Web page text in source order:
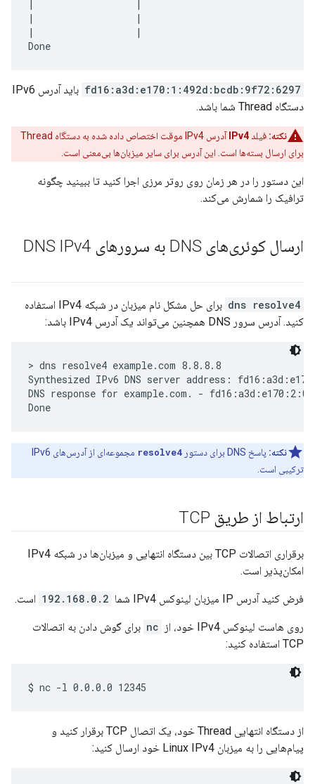
|                  |
|                  |
fd16:a3d:e170:1:492d:bcdb:9f72:6297
باید آدرس IPv6
دستگاه Thread شما باشد.
نکته: فیلد IPv4
آدرس IPv4 موقت اختصاص داده شده به دستگاه Thread
برای ارسال بسته‌ها است. این آدرس برای سایر میزبان‌ها بی‌معنی است.
این دستور را در هر زمان روی روتر مرزی اجرا کنید تا ببینید چگونه
ترافیک را شمارش می‌کند.
ارسال کوئری‌های DNS به سرورهای DNS IPv4
dns resolve4
برای حل مشکل نام میزبان در شبکه IPv4 استفاده
کنید. آدرس سرور DNS همچنین می‌تواند یک آدرس IPv4 باشد:
> dns resolve4 example.com 8.8.8.8
Synthesized IPv6 DNS server address:
DNS response for example.com. -
نکته: پاسخ DNS برای دستور resolve4
مجموعه‌ای از آدرس‌های IPv6
ترکیبی است.
ارتباط از طریق TCP
برقراری اتصالات TCP بین دستگاه انتهایی و میزبان‌ها در شبکه IPv4
امکان‌پذیر است.
فرض کنید آدرس IP میزبان لینوکس IPv4 شما 192.168.0.2 است.
روی هاست لینوکس IPv4 خود، از nc برای گوش دادن به اتصالات
TCP استفاده کنید:
از دستگاه انتهایی Thread خود، یک اتصال TCP برقرار کنید و
پیام‌هایی را به میزبان Linux IPv4 خود ارسال کنید: